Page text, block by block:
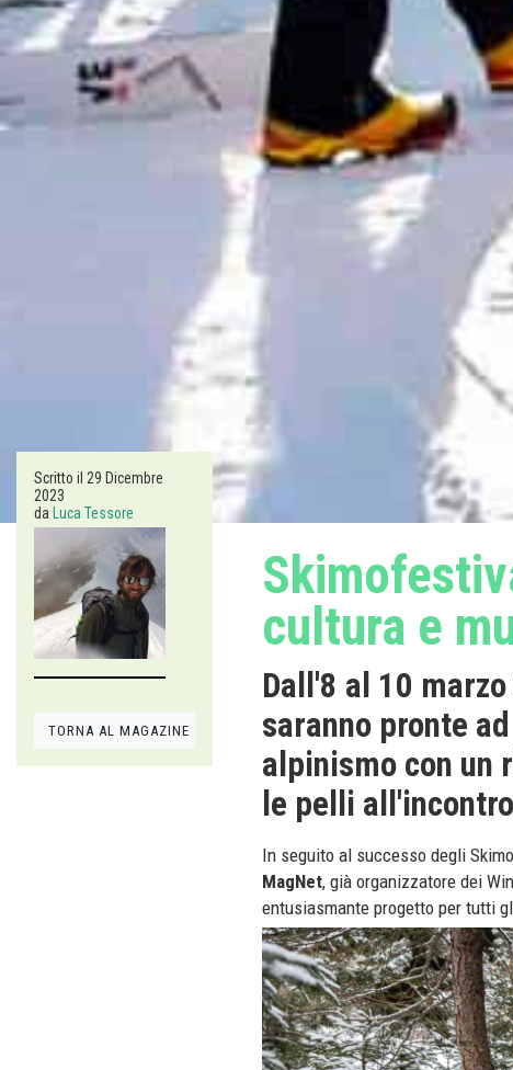
Scritto il 29 Dicembre
2023
da Luca Tessore
TORNA AL MAGAZINE
cultura e
Dall'8 al 10
saranno pronte
alpinismo con un
le pelli
In seguito al successo degli
MagNet, già organizzatore dei
entusiasmante progetto per tutti